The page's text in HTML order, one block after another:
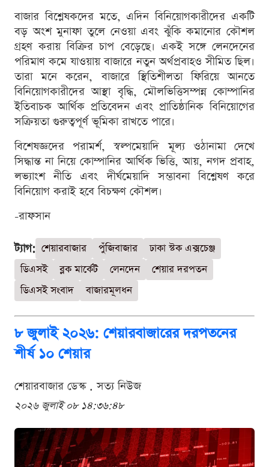
বাজার বিশ্লেষকদের মতে, এদিন বিনিয়োগকারীদের একটি
বড় অংশ মুনাফা তুলে নেওয়া এবং ঝুঁকি কমানোর কৌশল
গ্রহণ করায় বিক্রির চাপ বেড়েছে। একই সঙ্গে লেনদেনের
পরিমাণ কমে যাওয়ায় বাজারে নতুন অর্থপ্রবাহও সীমিত ছিল।
তারা মনে করেন, বাজারে স্থিতিশীলতা ফিরিয়ে আনতে
বিনিয়োগকারীদের আস্থা বৃদ্ধি, মৌলভিত্তিসম্পন্ন কোম্পানির
ইতিবাচক আর্থিক প্রতিবেদন এবং প্রাতিষ্ঠানিক বিনিয়োগের
সক্রিয়তা গুরুত্বপূর্ণ ভূমিকা রাখতে পারে।
বিশেষজ্ঞদের পরামর্শ, স্বল্পমেয়াদি মূল্য ওঠানামা দেখে
সিদ্ধান্ত না নিয়ে কোম্পানির আর্থিক ভিত্তি, আয়, নগদ প্রবাহ,
লভ্যাংশ নীতি এবং দীর্ঘমেয়াদি সম্ভাবনা বিশ্লেষণ করে
বিনিয়োগ করাই হবে বিচক্ষণ কৌশল।
-রাফসান
ট্যাগ: শেয়ারবাজার পুঁজিবাজার
ঢাকা স্টক এক্সচেঞ্জ
ডিএসই
ব্লক মার্কেট লেনদেন
শেয়ার দরপতন
ডিএসই সংবাদ
বাজারমূলধন
৮ জুলাই ২০২৬: শেয়ারবাজারের দরপতনের
শীর্ষ ১০ শেয়ার
শেয়ারবাজার ডেস্ক . সত্য নিউজ
২০২৬ জুলাই ০৮ ১৪:৩৬:৪৮